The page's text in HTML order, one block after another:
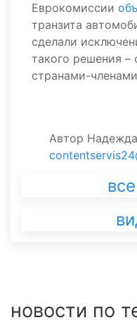
Еврокомиссии
транзита
сделали
такого решения –
странами-
Автор
новости по